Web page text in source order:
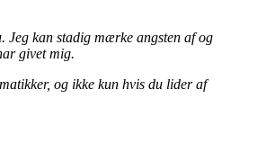
Jeg kan stadig mærke angsten af og
givet mig.
og ikke kun hvis du lider af